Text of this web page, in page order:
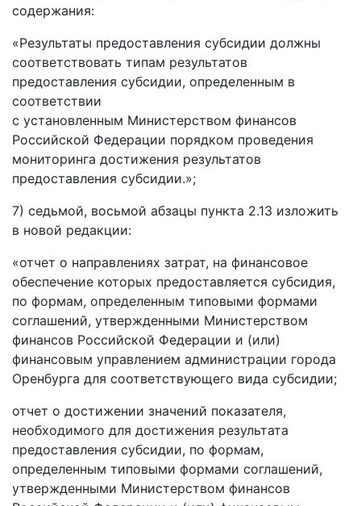
содержания:
«Результаты предоставления субсидии должны
соответствовать типам результатов
предоставления субсидии, определенным в
соответствии
с установленным Министерством финансов
Российской Федерации порядком проведения
мониторинга достижения результатов
предоставления субсидии.»;
7) седьмой, восьмой абзацы пункта 2.13 изложить
в новой редакции:
«отчет о направлениях затрат, на финансовое
обеспечение которых предоставляется субсидия,
по формам, определенным типовыми формами
соглашений, утвержденными Министерством
финансов Российской Федерации и (или)
финансовым управлением администрации города
Оренбурга для соответствующего вида субсидии;
отчет о достижении значений показателя,
необходимого для достижения результата
предоставления субсидии, по формам,
определенным типовыми формами соглашений,
утвержденными Министерством финансов